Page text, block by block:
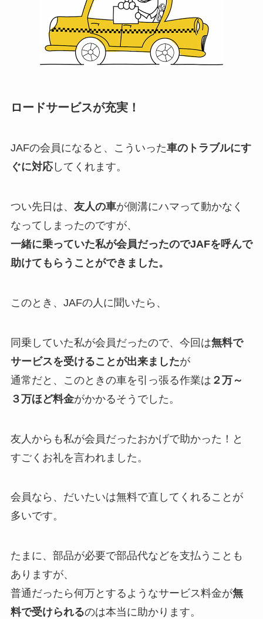
ロードサービスが充実！
JAFの会員になると、こういった車のトラブルにす
ぐに対応してくれます。
つい先日は、 友人の車が側溝にハマって動かなく
なってしまったのですが、
一緒に乗っていた私が会員だったのでJAFを呼んで
助けてもらうことができました。
このとき、JAFの人に聞いたら、
同乗していた私が会員だったので、今回は無料で
サービスを受けることが出来ましたが
通常だと、このときの車を引っ張る作業は ２万～
３万ほど料金がかかるそうでした。
友人からも私が会員だったおかげで助かった！と
すごくお礼を言われました。
会員なら、だいたいは無料で直してくれることが
多いです。
たまに、部品が必要で部品代などを支払うことも
ありますが、
普通だったら何万とするようなサービス料金が無
料で受けられるのは本当に助かります。